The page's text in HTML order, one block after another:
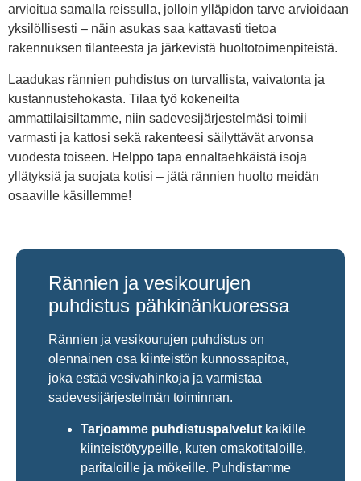
arvioitua samalla reissulla, jolloin ylläpidon tarve arvioidaan
yksilöllisesti – näin asukas saa kattavasti tietoa
rakennuksen tilanteesta ja järkevistä huoltotoimenpiteistä.
Laadukas rännien puhdistus on turvallista, vaivatonta ja
kustannustehokasta. Tilaa työ kokeneilta
ammattilaisiltamme, niin sadevesijärjestelmäsi toimii
varmasti ja kattosi sekä rakenteesi säilyttävät arvonsa
vuodesta toiseen. Helppo tapa ennaltaehkäistä isoja
yllätyksiä ja suojata kotisi – jätä rännien huolto meidän
osaaville käsillemme!
Rännien ja vesikourujen
puhdistus pähkinänkuoressa
Rännien ja vesikourujen puhdistus on
olennainen osa kiinteistön kunnossapitoa,
joka estää vesivahinkoja ja varmistaa
sadevesijärjestelmän toiminnan.
Tarjoamme puhdistuspalvelut kaikille
kiinteistötyypeille, kuten omakotitaloille,
paritaloille ja mökeille. Puhdistamme